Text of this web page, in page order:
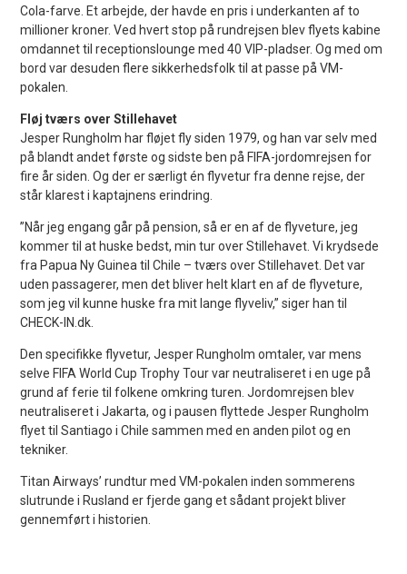
Cola-farve. Et arbejde, der havde en pris i underkanten af to
millioner kroner. Ved hvert stop på rundrejsen blev flyets kabine
omdannet til receptionslounge med 40 VIP-pladser. Og med om
bord var desuden flere sikkerhedsfolk til at passe på VM-
pokalen.
Fløj tværs over Stillehavet
Jesper Rungholm har fløjet fly siden 1979, og han var selv med
på blandt andet første og sidste ben på FIFA-jordomrejsen for
fire år siden. Og der er særligt én flyvetur fra denne rejse, der
står klarest i kaptajnens erindring.
”Når jeg engang går på pension, så er en af de flyveture, jeg
kommer til at huske bedst, min tur over Stillehavet. Vi krydsede
fra Papua Ny Guinea til Chile – tværs over Stillehavet. Det var
uden passagerer, men det bliver helt klart en af de flyveture,
som jeg vil kunne huske fra mit lange flyveliv,” siger han til
CHECK-IN.dk.
Den specifikke flyvetur, Jesper Rungholm omtaler, var mens
selve FIFA World Cup Trophy Tour var neutraliseret i en uge på
grund af ferie til folkene omkring turen. Jordomrejsen blev
neutraliseret i Jakarta, og i pausen flyttede Jesper Rungholm
flyet til Santiago i Chile sammen med en anden pilot og en
tekniker.
Titan Airways’ rundtur med VM-pokalen inden sommerens
slutrunde i Rusland er fjerde gang et sådant projekt bliver
gennemført i historien.